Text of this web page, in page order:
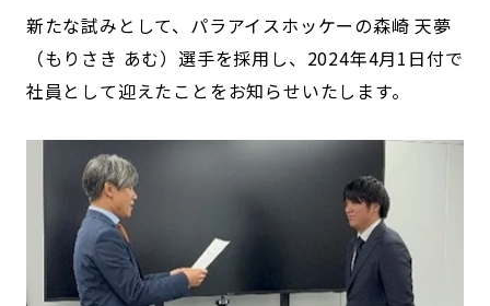
新たな試みとして、パラアイスホッケーの森崎 天夢
（もりさき あむ）選手を採用し、2024年4月1日付で
社員として迎えたことをお知らせいたします。